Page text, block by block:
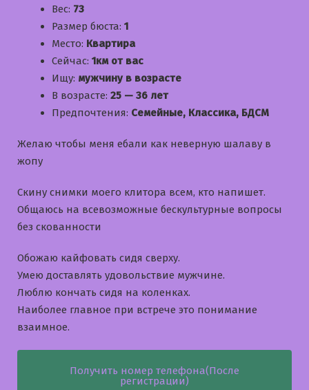
Вес: 73
Размер бюста: 1
Место: Квартира
Сейчас: 1км от вас
Ищу: мужчину в возрасте
В возрасте: 25 — 36 лет
Предпочтения: Семейные, Классика, БДСМ
Желаю чтобы меня ебали как неверную шалаву в
жопу
Скину снимки моего клитора всем, кто напишет.
Общаюсь на всевозможные бескультурные вопросы
без скованности
Обожаю кайфовать сидя сверху.
Умею доставлять удовольствие мужчине.
Люблю кончать сидя на коленках.
Наиболее главное при встрече это понимание
взаимное.
Получить номер телефона(После
регистрации)